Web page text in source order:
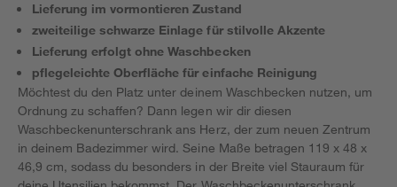
Lieferung im vormontieren Zustand
zweiteilige schwarze Einlage für stilvolle Akzente
Lieferung erfolgt ohne Waschbecken
pflegeleichte Oberfläche für einfache Reinigung
Möchtest du den Platz unter deinem Waschbecken nutzen, um
Ordnung zu schaffen? Dann legen wir dir diesen
Waschbeckenunterschrank ans Herz, der zum neuen Zentrum
in deinem Badezimmer wird. Seine Maße betragen 119 x 48 x
46,9 cm, sodass du besonders in der Breite viel Stauraum für